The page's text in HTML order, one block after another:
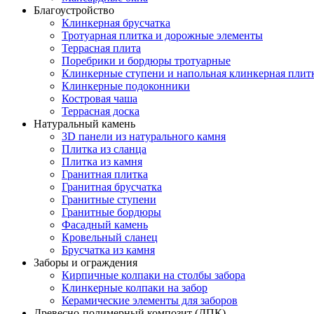
Благоустройство
Клинкерная брусчатка
Тротуарная плитка и дорожные элементы
Террасная плита
Поребрики и бордюры тротуарные
Клинкерные ступени и напольная клинкерная
Клинкерные подоконники
Костровая чаша
Террасная доска
Натуральный камень
3D панели из натурального камня
Плитка из сланца
Плитка из камня
Гранитная плитка
Гранитная брусчатка
Гранитные ступени
Гранитные бордюры
Фасадный камень
Кровельный сланец
Брусчатка из камня
Заборы и ограждения
Кирпичные колпаки на столбы забора
Клинкерные колпаки на забор
Керамические элементы для заборов